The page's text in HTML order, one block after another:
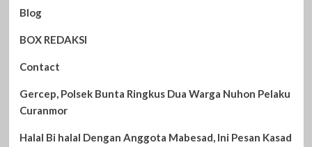
Blog
BOX REDAKSI
Contact
Gercep, Polsek Bunta Ringkus Dua Warga Nuhon Pelaku
Curanmor
Halal Bi halal Dengan Anggota Mabesad, Ini Pesan Kasad